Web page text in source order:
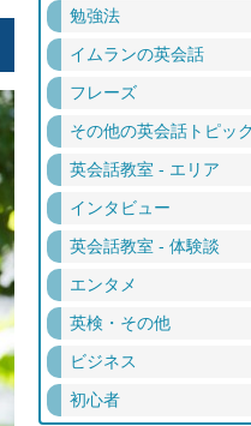
勉強法
イムランの英会話
フレーズ
その他の英会話トピック
英会話教室 - エリア
インタビュー
英会話教室 - 体験談
エンタメ
英検・その他
ビジネス
初心者